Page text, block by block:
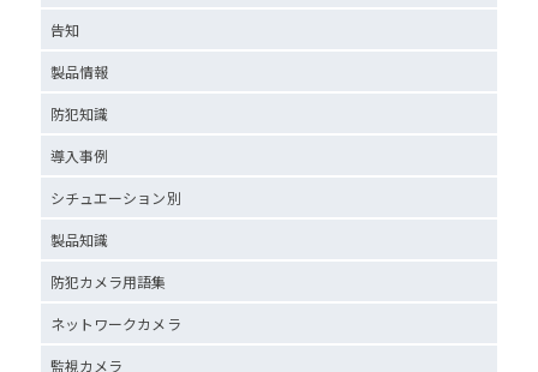
告知
製品情報
防犯知識
導入事例
シチュエーション別
製品知識
防犯カメラ用語集
ネットワークカメラ
監視カメラ